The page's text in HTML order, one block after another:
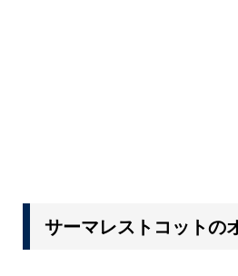
サーマレストコットの